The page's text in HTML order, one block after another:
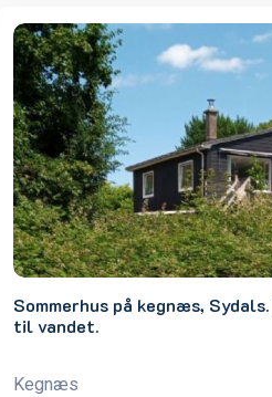
Sommerhus på kegnæs,
til vandet.
Kegnæs